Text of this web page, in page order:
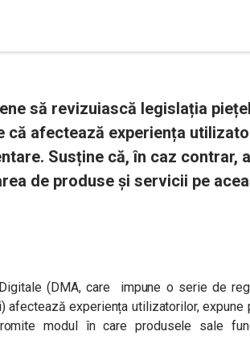
să revizuiască legislația
că afectează experiența
Susține că, în caz contrar,
de produse și servicii pe
(DMA, care impune o serie de
afectează experiența utilizatorilor, expune
modul în care produsele sale